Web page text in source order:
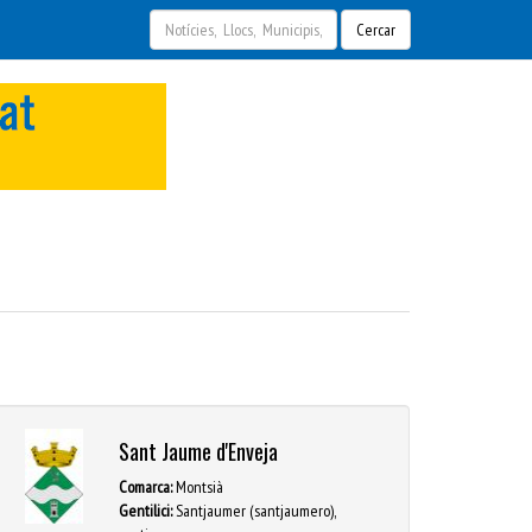
Cercar
Sant Jaume d'Enveja
Comarca:Montsià
Gentilici:Santjaumer (santjaumero),